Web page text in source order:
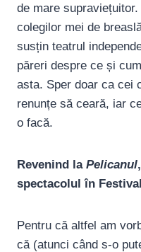
de mare
colegilor mei de
susțin teatrul
păreri despre ce și
asta. Sper doar ca cei
renunțe să ceară, iar
o facă.
Revenind la Pelicanul
spectacolul în
Pentru că altfel am
că (atunci când s-o